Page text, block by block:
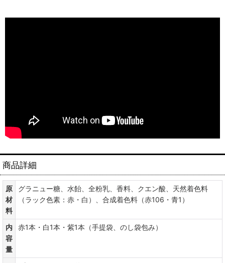
商品詳細
原
材
料
グラニュー糖、水飴、全粉乳、香料、クエン酸、天然着色料
（ラック色素：赤・白）、合成着色料（赤106・青1）
内
容
量
赤1本・白1本・紫1本（手提袋、のし袋包み）